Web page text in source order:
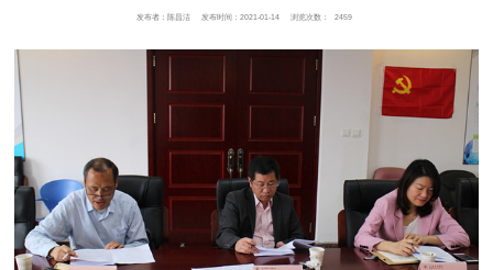
发布者：陈昌洁 发布时间：2021-01-14 浏览次数： 2459